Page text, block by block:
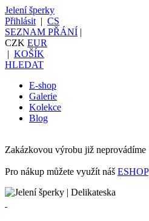
Jelení šperky
Přihlásit | CS
SEZNAM PŘÁNÍ |
CZK EUR
| KOŠÍK
HLEDAT
E-shop
Galerie
Kolekce
Blog
Zakázkovou výrobu již neprovádíme
Pro nákup můžete využít náš ESHOP